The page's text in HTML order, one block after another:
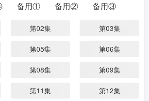
语言：汉语普通话
1939年，辽县麻田的村媳妇桃花因擅自
来丈夫刘黑蛋的一纸休书。村姑娘三丫的命运
备用① 备用② 备用③
第02集 第03集
第05集 第06集
第08集 第09集
第11集 第12集